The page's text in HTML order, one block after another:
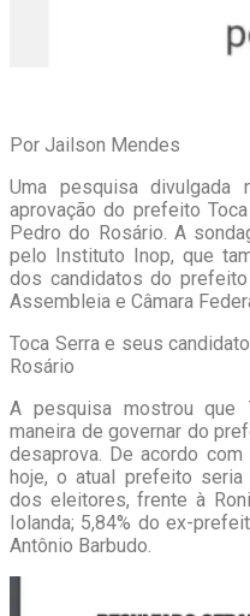
Por Jailson Mendes
Uma pesquisa divulgada
aprovação do prefeito
Pedro do Rosário. A
pelo Instituto Inop, que
dos candidatos do prefeito
Assembleia e Câmara
Toca Serra e seus
Rosário
A pesquisa mostrou que
maneira de governar do
desaprova. De acordo
hoje, o atual prefeito
dos eleitores, frente à
Iolanda; 5,84% do ex-
Antônio Barbudo.